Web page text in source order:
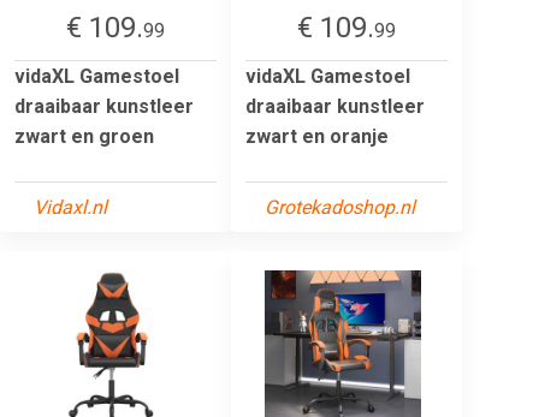
€ 109.99
vidaXL Gamestoel
draaibaar kunstleer
zwart en groen
Vidaxl.nl
€ 109.99
vidaXL Gamestoel
draaibaar kunstleer
zwart en oranje
Grotekadoshop.nl